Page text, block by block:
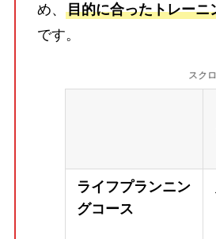
め、 目的に合ったトレーニ
です。
スク
ライフプランニン
グコース